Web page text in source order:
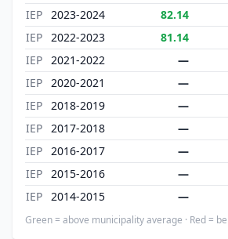
IEP 2023-2024 82.14
IEP 2022-2023 81.14
IEP 2021-2022 —
IEP 2020-2021 —
IEP 2018-2019 —
IEP 2017-2018 —
IEP 2016-2017 —
IEP 2015-2016 —
IEP 2014-2015 —
Green = above municipality average · Red =